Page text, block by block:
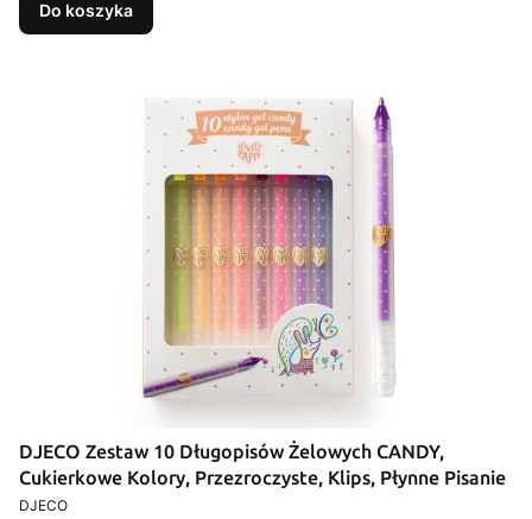
Do koszyka
DJECO Zestaw 10 Długopisów Żelowych CANDY,
Cukierkowe Kolory, Przezroczyste, Klips, Płynne Pisanie
PRODUCENT
DJECO